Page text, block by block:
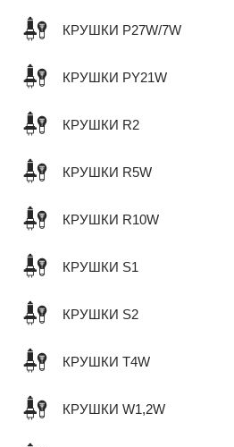
КРУШКИ P27W/7W
КРУШКИ PY21W
КРУШКИ R2
КРУШКИ R5W
КРУШКИ R10W
КРУШКИ S1
КРУШКИ S2
КРУШКИ T4W
КРУШКИ W1,2W